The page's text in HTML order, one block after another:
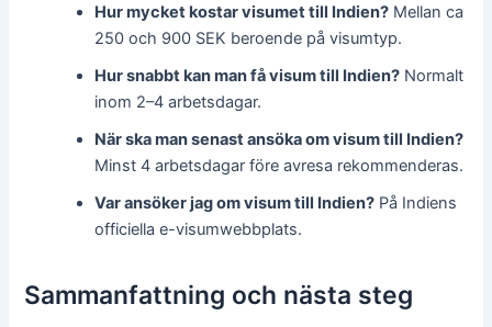
Hur mycket kostar visumet till Indien? Mellan ca
250 och 900 SEK beroende på visumtyp.
Hur snabbt kan man få visum till Indien? Normalt
inom 2–4 arbetsdagar.
När ska man senast ansöka om visum till Indien?
Minst 4 arbetsdagar före avresa rekommenderas.
Var ansöker jag om visum till Indien? På Indiens
officiella e-visumwebbplats.
Sammanfattning och nästa steg